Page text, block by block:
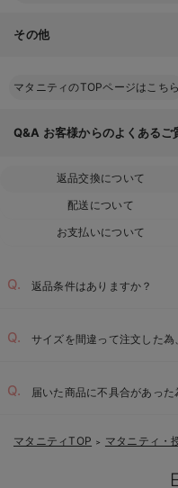
その他
マタニティのTOPページはこちら
Q&A お客様からのよくあるご
返品交換について
配送について
お支払いについて
返品条件はありますか？
サイズを間違って注文した
届いた商品に不具合があっ
マタニティTOP ＞ マタニティ・